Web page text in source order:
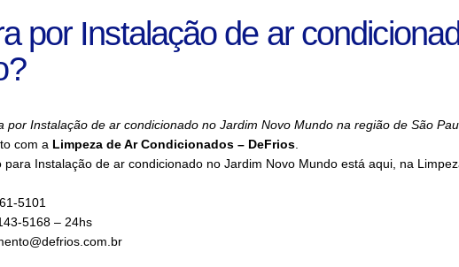
por Instalação de ar
por Instalação de ar condicionado no Jardim Novo Mundo na região de São
com a Limpeza de Ar Condicionados – DeFrios
para Instalação de ar condicionado no Jardim Novo Mundo está aqui, na
5101
5168 – 24hs